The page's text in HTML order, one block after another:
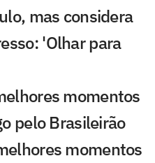
mas considera
'Olhar para
momentos
pelo Brasileirão
momentos